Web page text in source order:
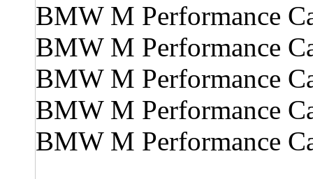
BMW M Performance
BMW M Performance
BMW M Performance
BMW M Performance
BMW M Performance